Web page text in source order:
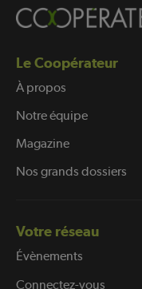
Le Coopérateur
À propos
Notre équipe
Magazine
Nos grands dossiers
Votre réseau
Évènements
Connectez-vous